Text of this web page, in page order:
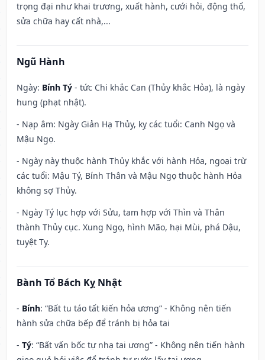
trọng đại như khai trương, xuất hành, cưới hỏi, động thổ,
sửa chữa hay cất nhà,...
Ngũ Hành
Ngày: Bính Tý - tức Chi khắc Can (Thủy khắc Hỏa), là ngày
hung (phạt nhật).
- Nạp âm: Ngày Giản Hạ Thủy, kỵ các tuổi: Canh Ngọ và
Mậu Ngọ.
- Ngày này thuộc hành Thủy khắc với hành Hỏa, ngoại trừ
các tuổi: Mậu Tý, Bính Thân và Mậu Ngọ thuộc hành Hỏa
không sợ Thủy.
- Ngày Tý lục hợp với Sửu, tam hợp với Thìn và Thân
thành Thủy cục. Xung Ngọ, hình Mão, hại Mùi, phá Dậu,
tuyệt Tỵ.
Bành Tổ Bách Kỵ Nhật
- Bính: “Bất tu táo tất kiến hỏa ương” - Không nên tiến
hành sửa chữa bếp để tránh bị hỏa tai
- Tý: “Bất vấn bốc tự nhạ tai ương” - Không nên tiến hành